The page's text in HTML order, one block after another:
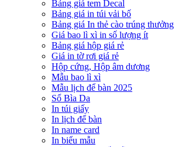
Bảng giá tem Decal
Bảng giá in túi vải bố
Bảng giá In thẻ cào trúng thưởng
Giá bao lì xì in số lượng ít
Bảng giá hộp giá rẻ
Giá in tờ rơi giá rẻ
Hộp cứng, Hộp âm dương
Mẫu bao lì xì
Mẫu lịch để bàn 2025
Sổ Bìa Da
In túi giấy
In lịch để bàn
In name card
In biểu mẫu